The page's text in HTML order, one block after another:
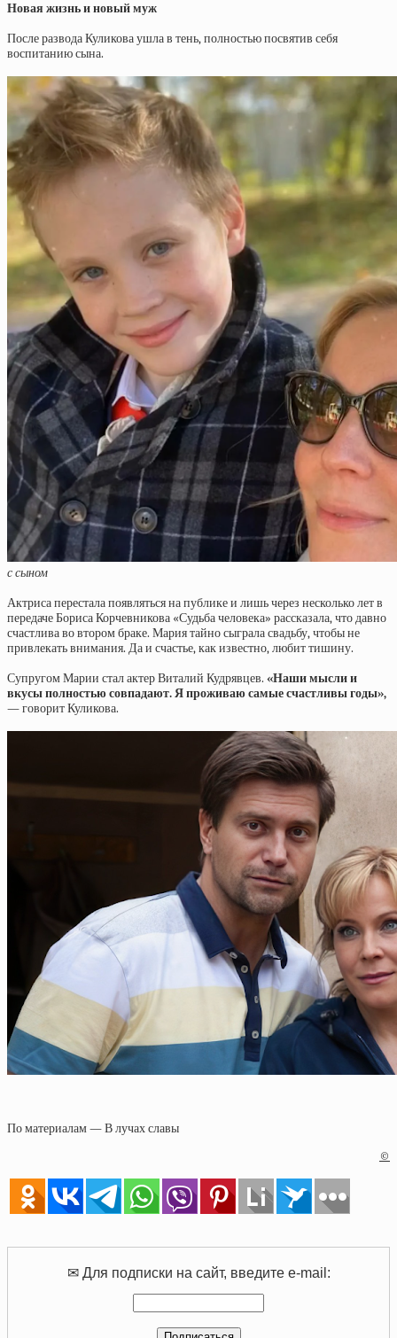
Новая жизнь и новый муж
После развода Куликова ушла в тень, полностью посвятив себя
воспитанию сына.
с сыном
Актриса перестала появляться на публике и лишь через несколько лет в
передаче Бориса Корчевникова «Судьба человека» рассказала, что давно
счастлива во втором браке. Мария тайно сыграла свадьбу, чтобы не
привлекать внимания. Да и счастье, как известно, любит тишину.
Супругом Марии стал актер Виталий Кудрявцев. «Наши мысли и
вкусы полностью совпадают. Я проживаю самые счастливы годы»,
— говорит Куликова.
По материалам — В лучах славы
©
✉ Для подписки на сайт, введите e-mail: